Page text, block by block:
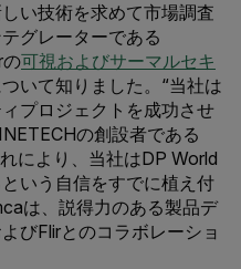
い技術を求めて市場調査
グレーターである
可視およびサーマルセキ
いて知りました。“当社は
プロジェクトを成功させ
の創設者である
により、当社はDP World
いう自信をすでに植え付
は、説得力のある製品デ
びFlirとのコラボレーショ